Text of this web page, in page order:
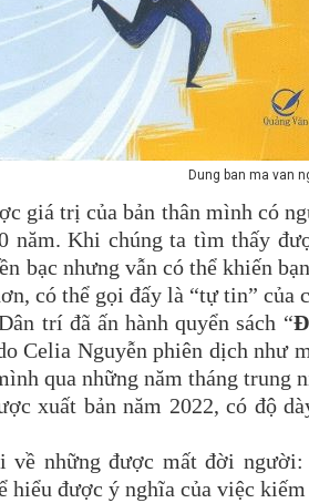
Dung ban ma van
giá trị của bản thân mình có
năm. Khi chúng ta tìm thấy
bạc nhưng vẫn có thể khiến
có thể gọi đấy là “tự tin” của
trí đã ấn hành quyển sách “
Celia Nguyễn phiên dịch như
qua những năm tháng trung
xuất bản năm 2022, có độ
những được mất đời người:
hiểu được ý nghĩa của việc